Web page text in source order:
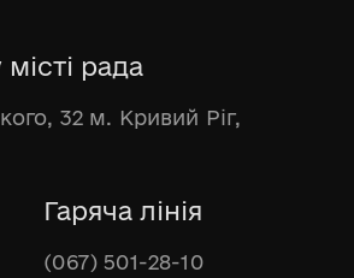
рада
32 м. Кривий Ріг,
Гаряча лінія
(067) 501-28-10